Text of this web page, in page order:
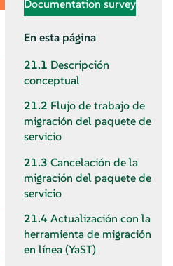
Documentation survey
En esta página
21.1 Descripción
conceptual
21.2 Flujo de trabajo de
migración del paquete de
servicio
21.3 Cancelación de la
migración del paquete de
servicio
21.4 Actualización con la
herramienta de migración
en línea (YaST)